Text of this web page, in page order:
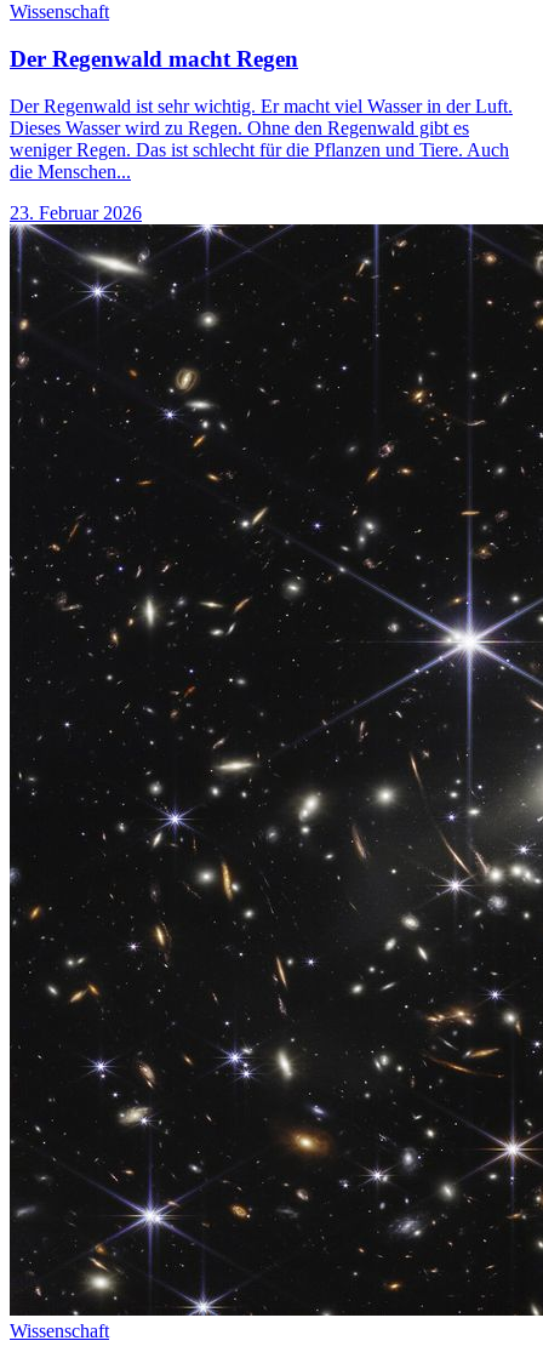
Wissenschaft
Der Regenwald macht Regen
Der Regenwald ist sehr wichtig. Er macht viel Wasser in der Luft.
Dieses Wasser wird zu Regen. Ohne den Regenwald gibt es
weniger Regen. Das ist schlecht für die Pflanzen und Tiere. Auch
die Menschen...
23. Februar 2026
Wissenschaft